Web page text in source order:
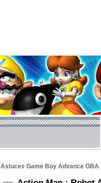
Astuces Game Boy Advance GBA